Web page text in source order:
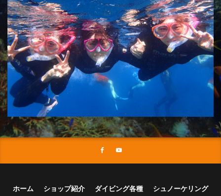
ホーム ショップ紹介 ダイビング各種
シュノーケリング